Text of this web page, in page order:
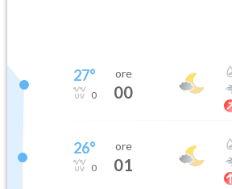
27°
0
ore
00
26°
0
ore
01